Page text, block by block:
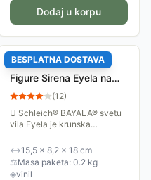
Dodaj u korpu
BESPLATNA DOSTAVA
Schleich® BAYALA®
Figure Sirena Eyela na
leđima morskog konja
(12)
U Schleich® BAYALA® svetu
vila Eyela je krunska
pretvorio nju i njenu najbolju
prijateljicu u sirene. Mnogo im
je zabavno...
↔15,5 × 8,2 × 18 cm
⚖Masa paketa: 0.2 kg
◈vinil